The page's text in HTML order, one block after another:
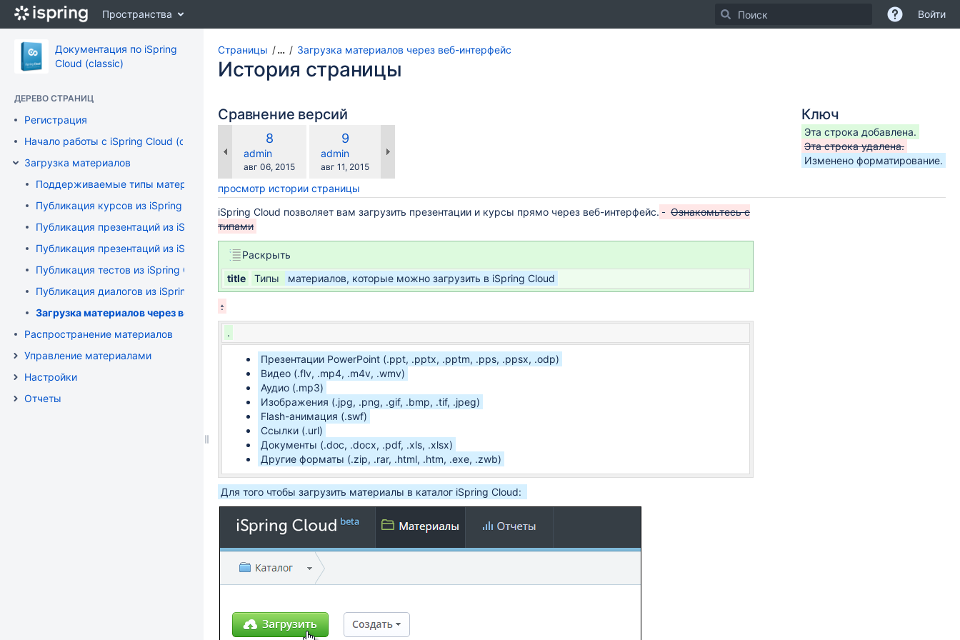
Перейти
содержимому
assistive.skiplink.to.breadcrumbs
assistive.skiplink.to.quick.search
Пространства Войти
Документация по iSpring
Cloud (classic)
ДЕРЕВО СТРАНИЦ
Регистрация
Начало работы с iSpring Cloud (classic)
Загрузка материалов
Поддерживаемые типы материалов
Публикация курсов из iSpring Suite
Публикация презентаций из iSpring Pro
Публикация презентаций из iSpring Converter Pro
Публикация тестов из iSpring QuizMaker
Публикация диалогов из iSpring TalkMaster
Загрузка материалов через веб-интерфейс
Распространение материалов
Управление материалами
Настройки
Отчеты
Страницы … Загрузка материалов через веб-интерфейс
История страницы
Сравнение версий
Старая
версия
8
changes.mady.by.user
admin
Сохранено
авг 06, 2015
сравнению
Новая
версия
9
changes.mady.by.user
admin
Сохранено
авг 11, 2015
просмотр истории страницы
Ключ
Эта строка добавлена.
Эта строка удалена.
Изменено форматирование.
iSpring Cloud позволяет вам загрузить презентации и курсы прямо через веб-интерфейс.
Ознакомьтесь с
типами
Раскрыть
title
Типы материалов, которые можно загрузить в iSpring Cloud
:
.
Презентации PowerPoint (.ppt, .pptx, .pptm, .pps, .ppsx, .odp)
Видео (.flv, .mp4, .m4v, .wmv)
Аудио (.mp3)
Изображения (.jpg, .png, .gif, .bmp, .tif, .jpeg)
Flash-анимация (.swf)
Ссылки (.url)
Документы (.doc, .docx, .pdf, .xls, .xlsx)
Другие форматы (.zip, .rar, .html, .htm, .exe, .zwb)
Для того чтобы загрузить материалы в каталог iSpring Cloud: